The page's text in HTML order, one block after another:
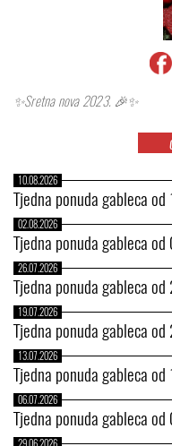
✨️Sretna nova 2023. 🎉✨️
10.08.2026
Tjedna ponuda gableca
02.08.2026
Tjedna ponuda gableca
26.07.2026
Tjedna ponuda gableca
19.07.2026
Tjedna ponuda gableca
13.07.2026
Tjedna ponuda gableca
06.07.2026
Tjedna ponuda gableca